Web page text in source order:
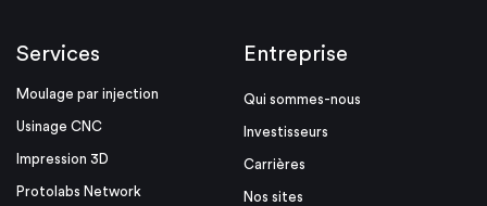
Services
Moulage par injection
Usinage CNC
Impression 3D
Protolabs Network
Entreprise
Qui sommes-nous
Investisseurs
Carrières
Nos sites